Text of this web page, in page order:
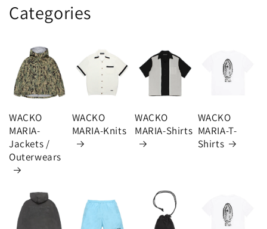
Categories
WACKO
MARIA-
Jackets /
Outerwears
WACKO
MARIA-Knits
WACKO
MARIA-Shirts
WACKO
MARIA-T-
Shirts